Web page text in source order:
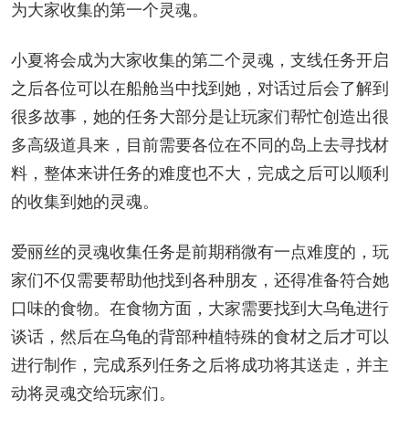
为大家收集的第一个灵魂。
小夏将会成为大家收集的第二个灵魂，支线任务开启
之后各位可以在船舱当中找到她，对话过后会了解到
很多故事，她的任务大部分是让玩家们帮忙创造出很
多高级道具来，目前需要各位在不同的岛上去寻找材
料，整体来讲任务的难度也不大，完成之后可以顺利
的收集到她的灵魂。
爱丽丝的灵魂收集任务是前期稍微有一点难度的，玩
家们不仅需要帮助他找到各种朋友，还得准备符合她
口味的食物。在食物方面，大家需要找到大乌龟进行
谈话，然后在乌龟的背部种植特殊的食材之后才可以
进行制作，完成系列任务之后将成功将其送走，并主
动将灵魂交给玩家们。